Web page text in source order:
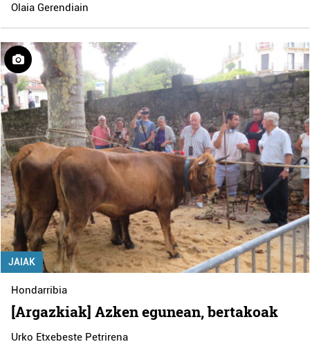
Olaia Gerendiain
JAIAK
Hondarribia
[Argazkiak] Azken egunean, bertakoak
Urko Etxebeste Petrirena